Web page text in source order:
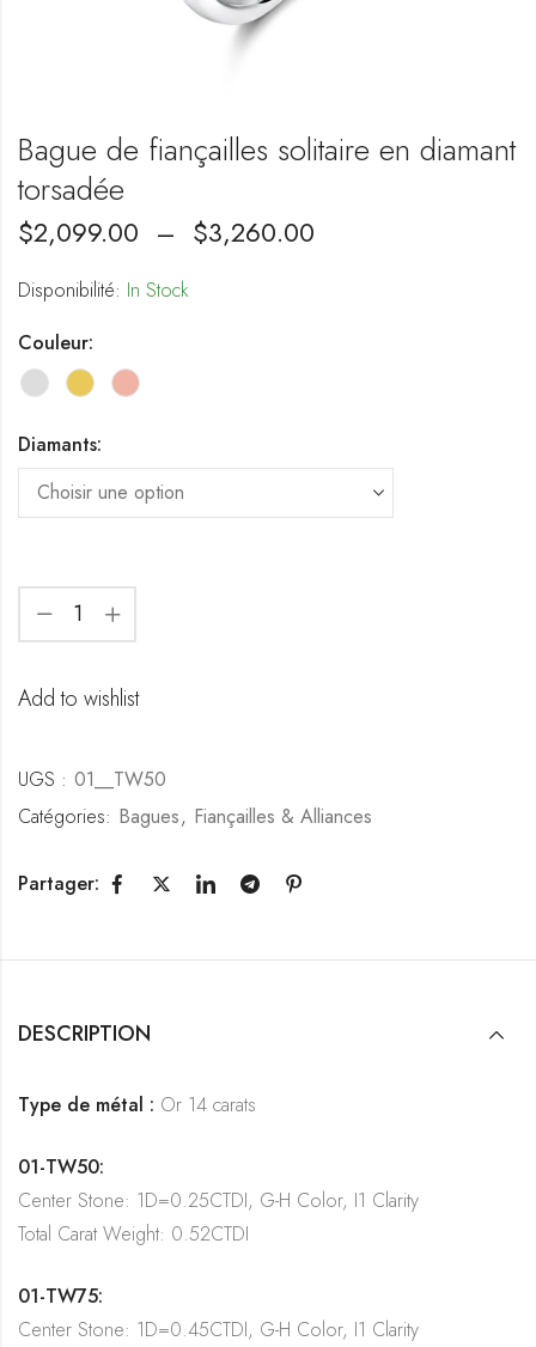
Bague de fiançailles solitaire en diamant
torsadée
$2,099.00 – $3,260.00
Disponibilité: In Stock
Couleur:
Diamants:
Add to wishlist
UGS : 01__TW50
Catégories: Bagues, Fiançailles & Alliances
Partager:
DESCRIPTION
Type de métal : Or 14 carats
01-TW50:
Center Stone: 1D=0.25CTDI, G-H Color, I1 Clarity
Total Carat Weight: 0.52CTDI
01-TW75:
Center Stone: 1D=0.45CTDI, G-H Color, I1 Clarity